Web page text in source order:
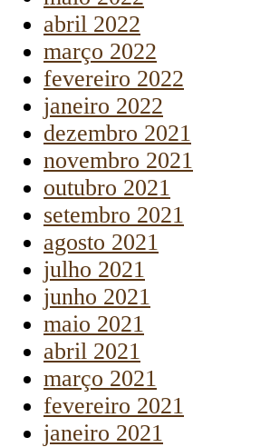
abril 2022
março 2022
fevereiro 2022
janeiro 2022
dezembro 2021
novembro 2021
outubro 2021
setembro 2021
agosto 2021
julho 2021
junho 2021
maio 2021
abril 2021
março 2021
fevereiro 2021
janeiro 2021